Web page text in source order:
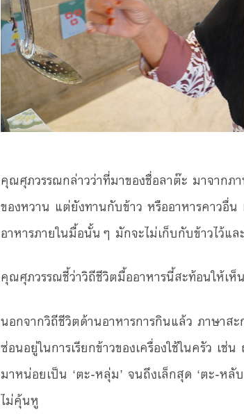
คุณศุภวรรณกล่าวว่าที่มาของชื่อลาต๊ะ มาจาก
ของหวาน แต่ยังทานกับข้าว หรืออาหารคาวอื่
อาหารภายในมื้อนั้นๆ มักจะไม่เก็บกับข้าวไว้แ
คุณศุภวรรณชี้ว่าวิถีชีวิตมื้ออาหารนี้สะท้อนให้เห็
นอกจากวิถีชีวิตด้านอาหารการกินแล้ว ภาษา
ซ่อนอยู่ในการเรียกข้าวของเครื่องใช้ในครัว เช่
มาหน่อยเป็น ‘ตะ-หลุ่ม’ จนถึงเล็กสุด ‘ตะ-ห
ไม่คุ้นหู